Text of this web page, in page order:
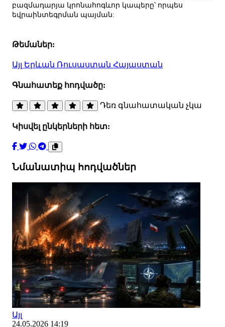
բազմադարյա կրոնահոգևոր կապերը՝ որպես
եվրաինտեգրման պայման:
Թեմաներ:
Այլ Երևան Ռուսաստան Հայաստան
Գնահատեք հոդվածը:
Դեռ գնահատական չկա
Կիսվել ընկերների հետ:
Նմանատիպ հոդվածներ
Այլ
24.05.2026 14:19